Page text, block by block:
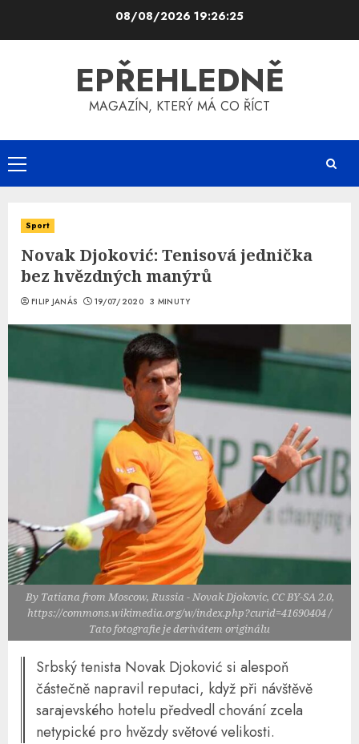
08/08/2026 19:26:26
EPŘEHLEDNĚ
MAGAZÍN, KTERÝ MÁ CO ŘÍCT
Primary
Menu
Sport
Novak Djoković: Tenisová jednička
bez hvězdných manýrů
FILIP JANÁS 19/07/2020 3 MINUTY
By Tatiana from Moscow, Russia - Novak Djokovic, CC BY-SA 2.0,
https://commons.wikimedia.org/w/index.php?curid=41690404 /
Tato fotografie je derivátem originálu
Srbský tenista Novak Djoković si alespoň
částečně napravil reputaci, když při návštěvě
sarajevského hotelu předvedl chování zcela
netypické pro hvězdy světové velikosti.